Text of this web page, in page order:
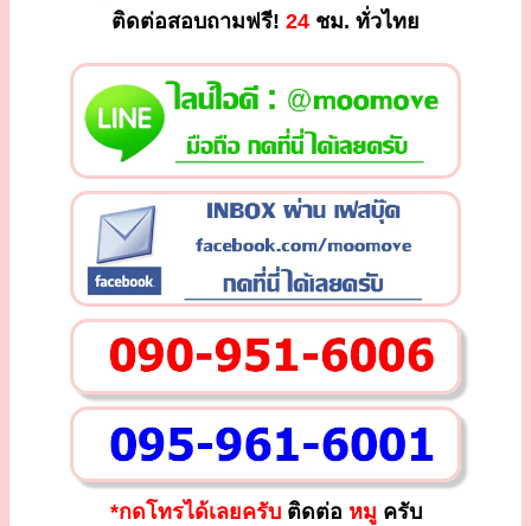
ติดต่อสอบถามฟรี! 24 ชม. ทั่วไทย
*กดโทรได้เลยครับติดต่อ หมู ครับ